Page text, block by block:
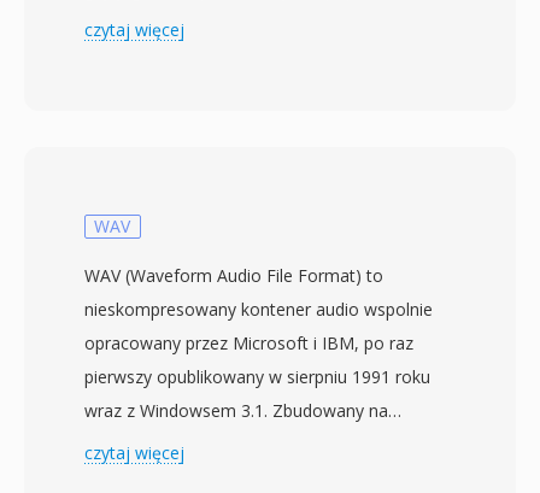
wsrod konsumentow, MP2 wyrzezbil sobie
kwantyzuje i koduje Huffmanem kazde
uzywaja 192-384 kbps dla stereo, osiagajac
transparentna jakosc przy nizszej zlozonosci
kodera i lepszej odpornosci na bledy niz Layer
III. Te wlasciwosci tlumaacza, dlaczego
telewizja DVB, radio cyfrowe DAB i standard
kamer HDV nakazuja lub preferuja MP2.
czytaj więcej
WAV
WAV (Waveform Audio File Format) to
nieskompresowany kontener audio wspolnie
opracowany przez Microsoft i IBM, po raz
pierwszy opublikowany w sierpniu 1991 roku
wraz z Windowsem 3.1. Zbudowany na
formacie Resource Interchange File Format
czytaj więcej